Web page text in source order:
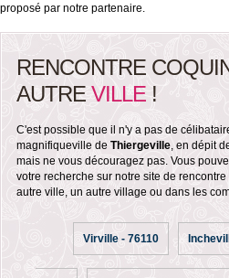
proposé par notre partenaire.
RENCONTRE
AUTRE VILLE !
C'est possible que il n'y a pas de
magnifiqueville de Thiergeville, en dépit
mais ne vous découragez pas. Vous
votre recherche sur notre site de
autre ville, un autre village ou dans les
Virville - 76110